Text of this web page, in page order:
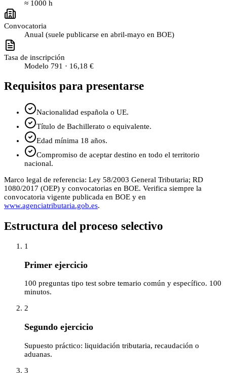
≈ 1000 h
Convocatoria
Anual (suele publicarse en abril-mayo en BOE)
Tasa de inscripción
Modelo 791 · 16,18 €
Requisitos para presentarse
Nacionalidad española o UE.
Título de Bachillerato o equivalente.
Edad mínima 18 años.
Compromiso de aceptar destino en todo el territorio
nacional.
Marco legal de referencia: Ley 58/2003 General Tributaria; RD
1080/2017 (OEP) y convocatorias en BOE. Verifica siempre la
convocatoria vigente publicada en BOE y en
www.agenciatributaria.gob.es.
Estructura del proceso selectivo
1
Primer ejercicio
100 preguntas tipo test sobre temario común y específico. 100
minutos.
2
Segundo ejercicio
Supuesto práctico: liquidación tributaria, recaudación o
aduanas.
3